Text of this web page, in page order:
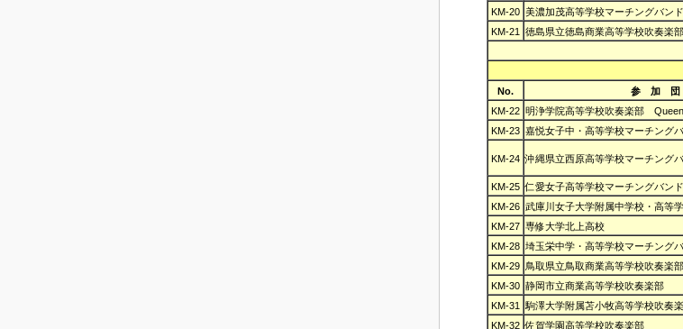
KM-20 美濃加茂高等学校マーチングバン
KM-21
徳島県立徳島商業高等学校吹奏楽部
No.
参 加
KM-22 明浄学院高等学校吹奏楽部
KM-23 嘉悦女子中・高等学校マーチング
KM-24 沖縄県立西原高等学校マーチング
KM-25 仁愛女子高等学校マーチングバン
KM-26 武庫川女子大学附属中学校・高等
KM-27 専修大学北上高校
KM-28 埼玉栄中学・高等学校マーチング
KM-29
鳥取県立鳥取商業高等学校吹奏楽部
KM-30 静岡市立商業高等学校吹奏楽部
KM-31
駒澤大学附属苫小牧高等学校吹奏
KM-32 佐賀学園高等学校吹奏楽部